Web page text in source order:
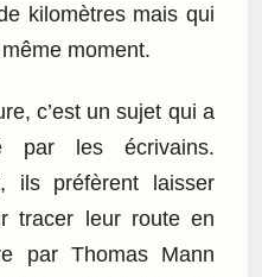
kilomètres mais qui
moment.
c’est un sujet qui a
par les écrivains.
ils préfèrent laisser
tracer leur route en
par Thomas Mann